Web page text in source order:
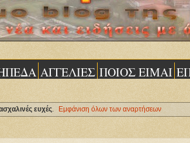
ΑΓΓΕΛΙΕΣ ΠΟΙΟΣ ΕΙΜΑΙ
ευχές Εμφάνιση όλων των αναρτήσεων